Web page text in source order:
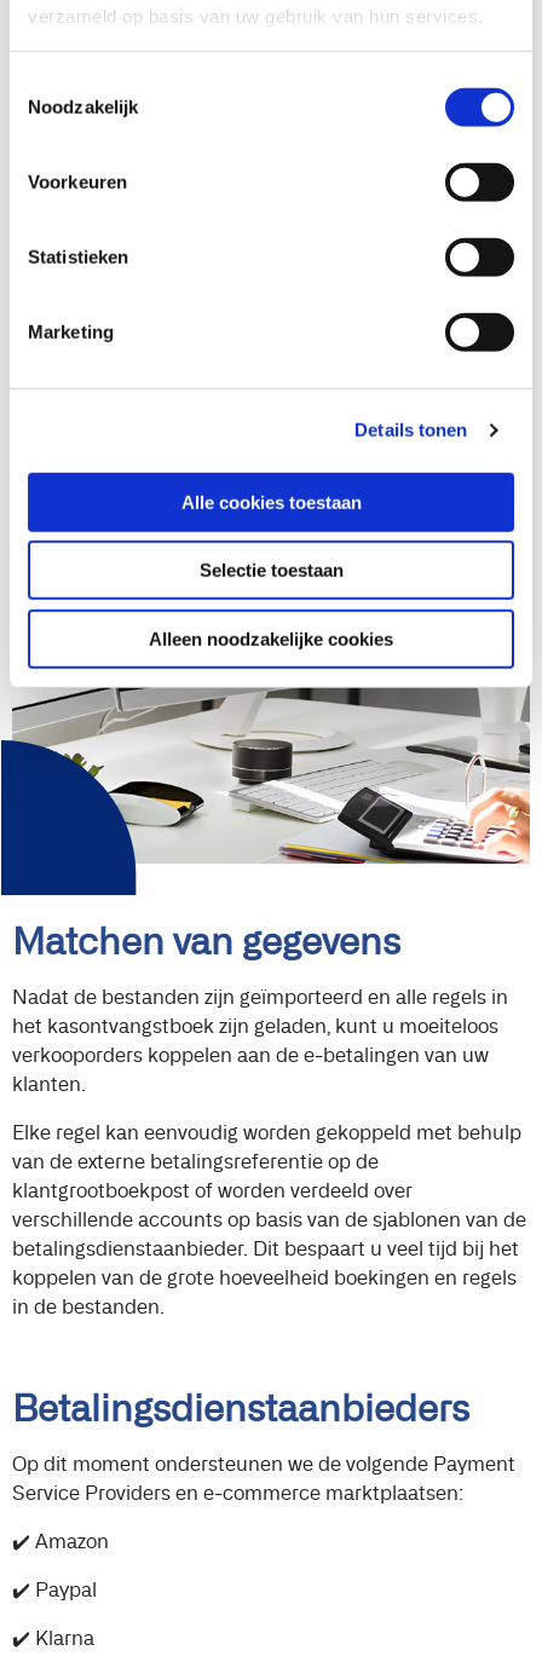
verzameld op basis van uw gebruik van hun services.
Noodzakelijk
Voorkeuren
Statistieken
Marketing
Details tonen
Alle cookies toestaan
Selectie toestaan
Alleen noodzakelijke cookies
Matchen van gegevens
Nadat de bestanden zijn geïmporteerd en alle regels in
het kasontvangstboek zijn geladen, kunt u moeiteloos
verkooporders koppelen aan de e-betalingen van uw
klanten.
Elke regel kan eenvoudig worden gekoppeld met behulp
van de externe betalingsreferentie op de
klantgrootboekpost of worden verdeeld over
verschillende accounts op basis van de sjablonen van de
betalingsdienstaanbieder. Dit bespaart u veel tijd bij het
koppelen van de grote hoeveelheid boekingen en regels
in de bestanden.
Betalingsdienstaanbieders
Op dit moment ondersteunen we de volgende Payment
Service Providers en e-commerce marktplaatsen:
✔️ Amazon
✔️ Paypal
✔️ Klarna